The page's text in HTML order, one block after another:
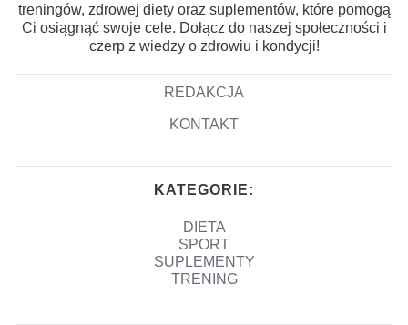
treningów, zdrowej diety oraz suplementów, które pomogą
Ci osiągnąć swoje cele. Dołącz do naszej społeczności i
czerp z wiedzy o zdrowiu i kondycji!
REDAKCJA
KONTAKT
KATEGORIE:
DIETA
SPORT
SUPLEMENTY
TRENING